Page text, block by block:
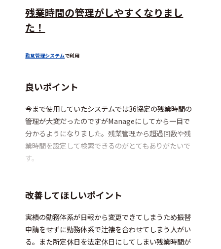
残業時間の管理がしやすくなりまし
た！
勤怠管理システムで利用
良いポイント
今まで使用していたシステムでは36協定の残業時間の
管理が大変だったのですがManageにしてから一目で
分かるようになりました。残業管理から超過回数や残
業時間を設定して検索できるのがとてもありがたいで
す。
改善してほしいポイント
実績の勤務体系が日報から変更できてしまうため振替
申請をせずに勤務体系で辻褄を合わせてしまう人がい
る。また所定休日を法定休日にしてしまい残業時間が